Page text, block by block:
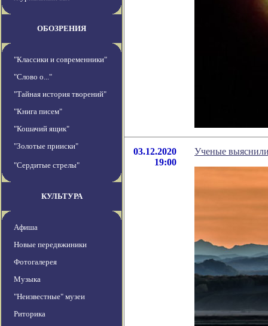
ОБОЗРЕНИЯ
"Классики и современники"
"Слово о..."
"Тайная история творений"
"Книга писем"
"Кошачий ящик"
"Золотые прииски"
"Сердитые стрелы"
КУЛЬТУРА
Афиша
Новые передвжиники
Фотогалерея
Музыка
"Неизвестные" музеи
Риторика
03.12.2020
19:00
Ученые